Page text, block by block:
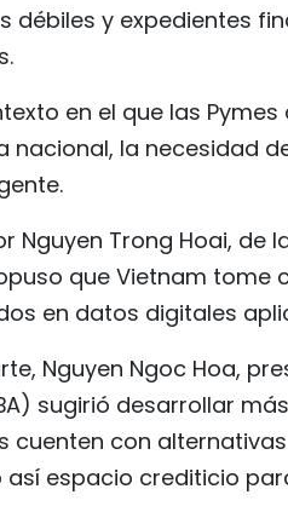
débiles y expedientes
en el que las
nacional, la necesidad
Nguyen Trong Hoai, de
que Vietnam
en datos digitales
Nguyen Ngoc Hoa,
sugirió desarrollar
cuenten con
así espacio crediticio